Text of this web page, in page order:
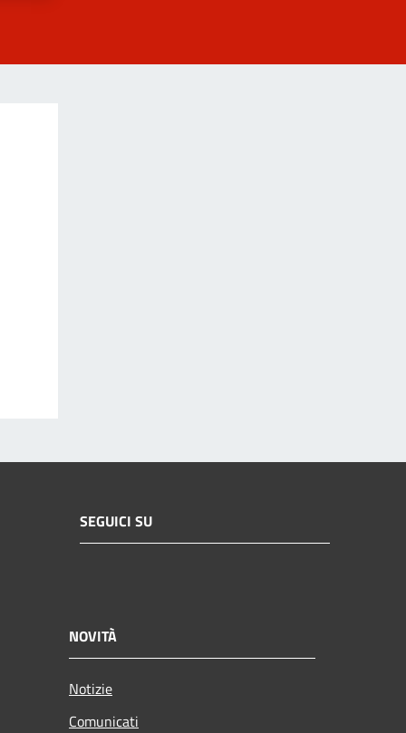
SEGUICI SU
NOVITÀ
Notizie
Comunicati